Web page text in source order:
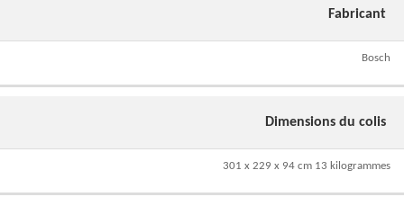
Fabricant
Bosch
Dimensions du colis
301 x 229 x 94 cm 13 kilogrammes